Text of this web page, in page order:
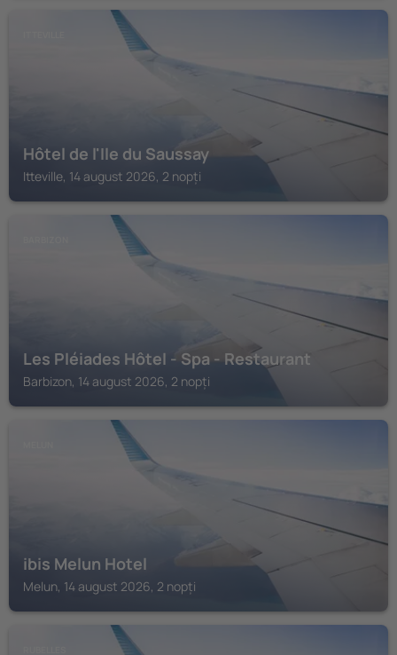
Hôtel de l'Ile du Saussay
Itteville, 14 august 2026, 2 nopți
Les Pléiades Hôtel - Spa - Restaurant
Barbizon, 14 august 2026, 2 nopți
ibis Melun Hotel
Melun, 14 august 2026, 2 nopți